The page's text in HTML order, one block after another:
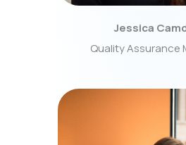
Jessica
Quality Assurance